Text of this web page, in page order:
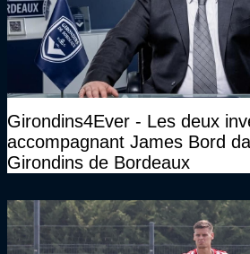
Girondins4Ever - Les deux
accompagnant James Bord
Girondins de Bordeaux